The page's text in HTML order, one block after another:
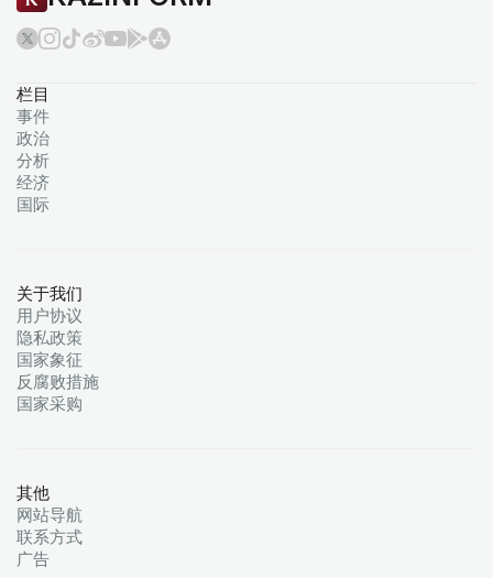
栏目
事件
政治
分析
经济
国际
关于我们
用户协议
隐私政策
国家象征
反腐败措施
国家采购
其他
网站导航
联系方式
广告